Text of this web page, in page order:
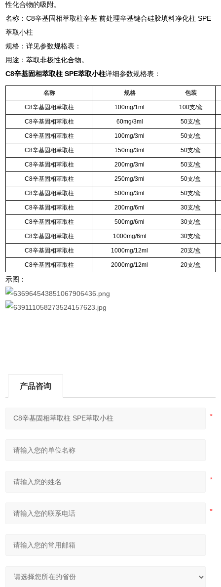
性化合物的吸附。
名称：C8辛基固相萃取柱辛基 前处理辛基键合硅胶填料净化柱 SPE
萃取小柱
规格：详见参数规格表：
用途：萃取非极性化合物。
C8辛基固相萃取柱 SPE萃取小柱详细参数规格表：
名称 规格 包装
C8辛基固相萃取柱 100mg/1ml 100支/盒
C8辛基固相萃取柱 60mg/3ml 50支/盒
C8辛基固相萃取柱 100mg/3ml 50支/盒
C8辛基固相萃取柱 150mg/3ml 50支/盒
C8辛基固相萃取柱 200mg/3ml 50支/盒
C8辛基固相萃取柱 250mg/3ml 50支/盒
C8辛基固相萃取柱 500mg/3ml 50支/盒
C8辛基固相萃取柱 200mg/6ml 30支/盒
C8辛基固相萃取柱 500mg/6ml 30支/盒
C8辛基固相萃取柱 1000mg/6ml 30支/盒
C8辛基固相萃取柱 1000mg/12ml 20支/盒
C8辛基固相萃取柱 2000mg/12ml 20支/盒
示图：
产品咨询